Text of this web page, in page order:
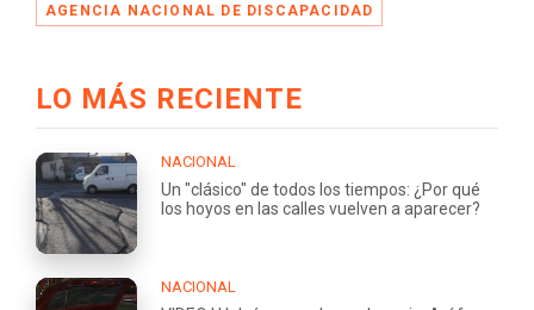
AGENCIA NACIONAL DE DISCAPACIDAD
LO MÁS RECIENTE
NACIONAL
Un "clásico" de todos los tiempos: ¿Por qué
los hoyos en las calles vuelven a aparecer?
NACIONAL